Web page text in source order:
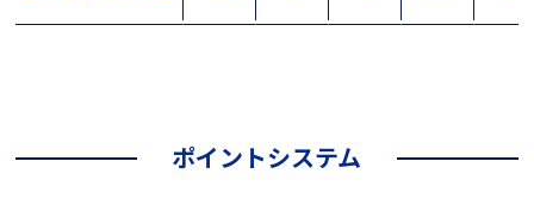
ポイントシステム